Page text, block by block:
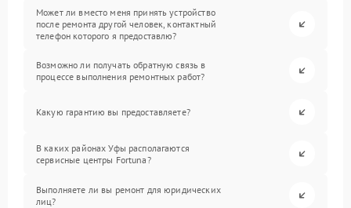
Может ли вместо меня принять устройство
после ремонта другой человек, контактный
телефон которого я предоставлю?
Возможно ли получать обратную связь в
процессе выполнения ремонтных работ?
Какую гарантию вы предоставляете?
В каких районах Уфы располагаются
сервисные центры Fortuna?
Выполняете ли вы ремонт для юридических
лиц?